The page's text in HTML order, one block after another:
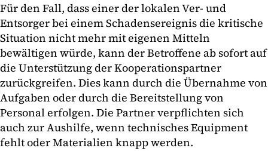
Für den Fall, dass einer der lokalen Ver- und
Entsorger bei einem Schadensereignis die kritische
Situation nicht mehr mit eigenen Mitteln
bewältigen würde, kann der Betroffene ab sofort auf
die Unterstützung der Kooperationspartner
zurückgreifen. Dies kann durch die Übernahme von
Aufgaben oder durch die Bereitstellung von
Personal erfolgen. Die Partner verpflichten sich
auch zur Aushilfe, wenn technisches Equipment
fehlt oder Materialien knapp werden.